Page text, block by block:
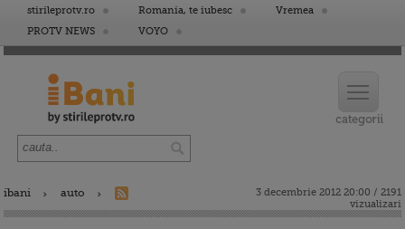
stirileprotv.ro Romania, te iubesc
Vremea
PROTV NEWS
VOYO
ibani auto
3 decembrie 2012 20:00 / 2191
vizualizari